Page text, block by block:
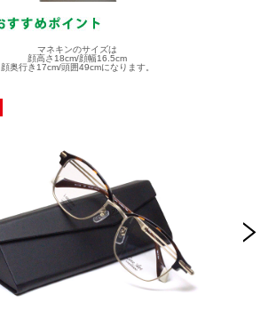
マネキンのサイズは
顔高さ18cm/顔幅16.5cm
顔奥行き17cm/頭囲49cmになります。